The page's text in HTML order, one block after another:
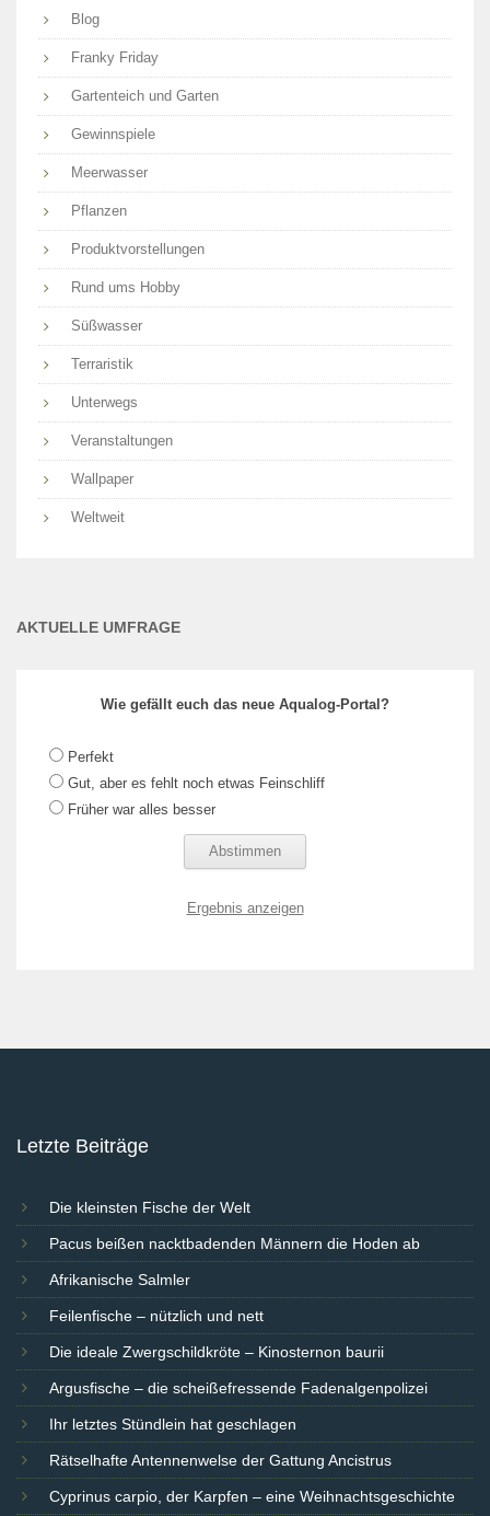
Blog
Franky Friday
Gartenteich und Garten
Gewinnspiele
Meerwasser
Pflanzen
Produktvorstellungen
Rund ums Hobby
Süßwasser
Terraristik
Unterwegs
Veranstaltungen
Wallpaper
Weltweit
AKTUELLE UMFRAGE
Wie gefällt euch das neue Aqualog-Portal?
Perfekt
Gut, aber es fehlt noch etwas Feinschliff
Früher war alles besser
Ergebnis anzeigen
Letzte Beiträge
Die kleinsten Fische der Welt
Pacus beißen nacktbadenden Männern die Hoden ab
Afrikanische Salmler
Feilenfische – nützlich und nett
Die ideale Zwergschildkröte – Kinosternon baurii
Argusfische – die scheißefressende Fadenalgenpolizei
Ihr letztes Stündlein hat geschlagen
Rätselhafte Antennenwelse der Gattung Ancistrus
Cyprinus carpio, der Karpfen – eine Weihnachtsgeschichte